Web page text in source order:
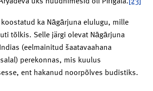
ka Nāgārjuna elulugu, mille
tõlkis. Selle järgi olevat Nāgārjuna
(eelmainitud šaatavaahana
perekonnas, mis kuulus
ent hakanud noorpõlves budistiks.